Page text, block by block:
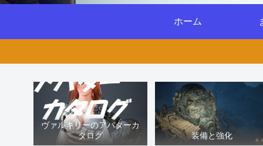
ホーム
ヴァルキリーのアバターカ
タログ
装備と強化